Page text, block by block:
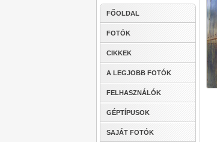
FŐOLDAL
FOTÓK
CIKKEK
A LEGJOBB FOTÓK
FELHASZNÁLÓK
GÉPTÍPUSOK
SAJÁT FOTÓK